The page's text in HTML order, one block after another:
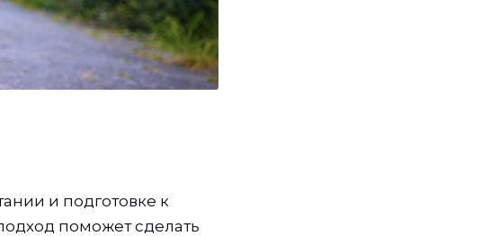
и подготовке к
поможет сделать